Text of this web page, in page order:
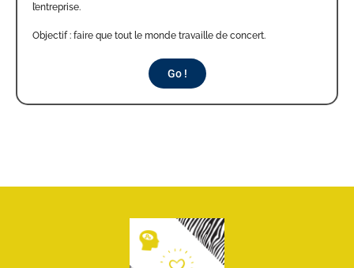
l’entreprise.
Objectif : faire que tout le monde travaille de concert.
Go !